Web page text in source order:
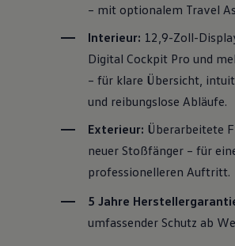
– mit optionalem Travel
Interieur: 12,9-Zoll-
Digital Cockpit Pro und
– für klare Übersicht,
und reibungslose Abläufe.
Exterieur: Überarbeitete
neuer Stoßfänger – für
professionelleren Auftritt.
5 Jahre
umfassender Schutz ab